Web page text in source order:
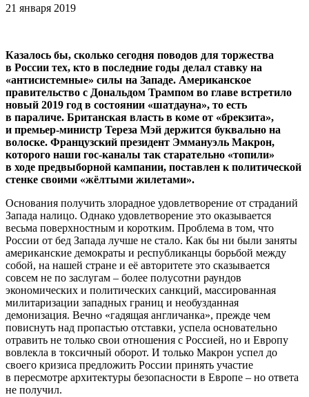
21 января 2019
Казалось бы, сколько сегодня поводов для торжества
в России тех, кто в последние годы делал ставку на
«антисистемные» силы на Западе. Американское
правительство с Дональдом Трампом во главе встретило
новый 2019 год в состоянии «шатдауна», то есть
в параличе. Британская власть в коме от «брекзита»,
и премьер-министр Тереза Мэй держится буквально на
волоске. Французский президент Эммануэль Макрон,
которого наши гос-каналы так старательно «топили»
в ходе предвыборной кампании, поставлен к политической
стенке своими «жёлтыми жилетами».
Основания получить злорадное удовлетворение от страданий
Запада налицо. Однако удовлетворение это оказывается
весьма поверхностным и коротким. Проблема в том, что
России от бед Запада лучше не стало. Как бы ни были заняты
американские демократы и республиканцы борьбой между
собой, на нашей стране и её авторитете это сказывается
совсем не по заслугам – более полусотни раундов
экономических и политических санкций, массированная
милитаризации западных границ и необузданная
демонизация. Вечно «гадящая англичанка», прежде чем
повиснуть над пропастью отставки, успела основательно
отравить не только свои отношения с Россией, но и Европу
вовлекла в токсичный оборот. И только Макрон успел до
своего кризиса предложить России принять участие
в пересмотре архитектуры безопасности в Европе – но ответа
не получил.